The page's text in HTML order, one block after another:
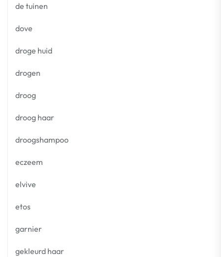
de tuinen
dove
droge huid
drogen
droog
droog haar
droogshampoo
eczeem
elvive
etos
garnier
gekleurd haar